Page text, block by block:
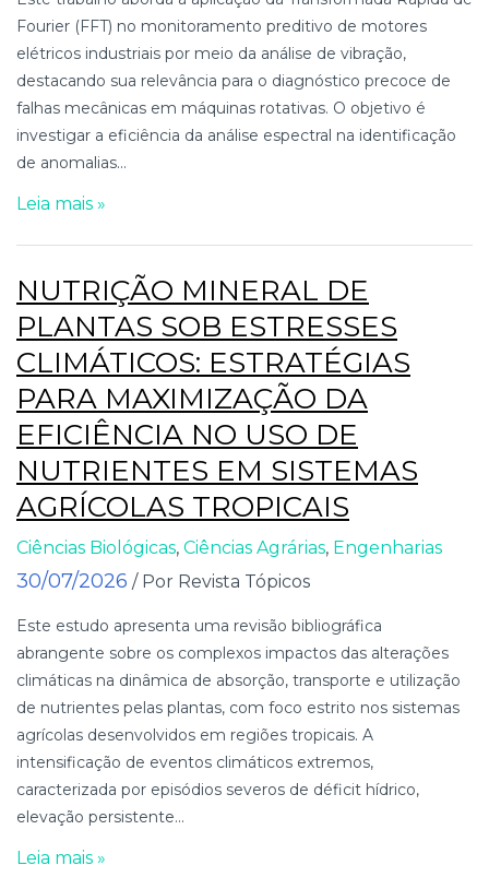
Fourier (FFT) no monitoramento preditivo de motores
elétricos industriais por meio da análise de vibração,
destacando sua relevância para o diagnóstico precoce de
falhas mecânicas em máquinas rotativas. O objetivo é
investigar a eficiência da análise espectral na identificação
de anomalias...
Leia mais »
NUTRIÇÃO MINERAL DE
PLANTAS SOB ESTRESSES
CLIMÁTICOS: ESTRATÉGIAS
PARA MAXIMIZAÇÃO DA
EFICIÊNCIA NO USO DE
NUTRIENTES EM SISTEMAS
AGRÍCOLAS TROPICAIS
Ciências Biológicas, Ciências Agrárias, Engenharias
30/07/2026 / Por Revista Tópicos
Este estudo apresenta uma revisão bibliográfica
abrangente sobre os complexos impactos das alterações
climáticas na dinâmica de absorção, transporte e utilização
de nutrientes pelas plantas, com foco estrito nos sistemas
agrícolas desenvolvidos em regiões tropicais. A
intensificação de eventos climáticos extremos,
caracterizada por episódios severos de déficit hídrico,
elevação persistente...
Leia mais »